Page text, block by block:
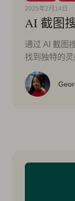
2025年2月14日
AI 截图
通过 AI 截图
找到独特的灵